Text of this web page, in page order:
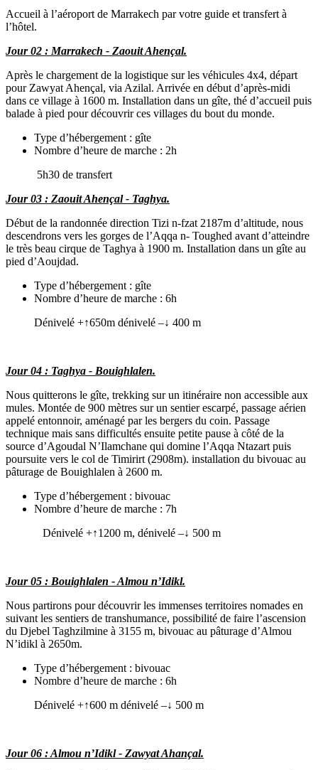
Accueil à l’aéroport de Marrakech par votre guide et transfert à
l’hôtel.
Jour 02 : Marrakech - Zaouit Ahençal.
Après le chargement de la logistique sur les véhicules 4x4, départ
pour Zawyat Ahençal, via Azilal. Arrivée en début d’après-midi
dans ce village à 1600 m. Installation dans un gîte, thé d’accueil puis
balade à pied pour découvrir ces villages du bout du monde.
Type d’hébergement : gîte
Nombre d’heure de marche : 2h
5h30 de transfert
Jour 03 : Zaouit Ahençal - Taghya.
Début de la randonnée direction Tizi n-fzat 2187m d’altitude, nous
descendrons vers les gorges de l’Aqqa n- Toughed avant d’atteindre
le très beau cirque de Taghya à 1900 m. Installation dans un gîte au
pied d’Aoujdad.
Type d’hébergement : gîte
Nombre d’heure de marche : 6h
Dénivelé +↑650m dénivelé –↓ 400 m
Jour 04 : Taghya - Bouighlalen.
Nous quitterons le gîte, trekking sur un itinéraire non accessible aux
mules. Montée de 900 mètres sur un sentier escarpé, passage aérien
appelé entonnoir, aménagé par les bergers du coin. Passage
technique mais sans difficultés ensuite petite pause à côté de la
source d’Agoudal N’Ilamchane qui domine l’Aqqa Ntazart puis
poursuite vers le col de Timirirt (2908m). installation du bivouac au
pâturage de Bouighlalen à 2600 m.
Type d’hébergement : bivouac
Nombre d’heure de marche : 7h
Dénivelé +↑1200 m, dénivelé –↓ 500 m
Jour 05 : Bouighlalen - Almou n’Idikl.
Nous partirons pour découvrir les immenses territoires nomades en
suivant les sentiers de transhumance, possibilité de faire l’ascension
du Djebel Taghzilmine à 3155 m, bivouac au pâturage d’Almou
N’idikl à 2650m.
Type d’hébergement : bivouac
Nombre d’heure de marche : 6h
Dénivelé +↑600 m dénivelé –↓ 500 m
Jour 06 : Almou n’Idikl - Zawyat Ahançal.